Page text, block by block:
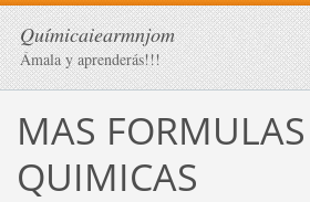
Químicaiearmnjom
Ámala y aprenderás!!!
MAS FORMULAS
QUIMICAS